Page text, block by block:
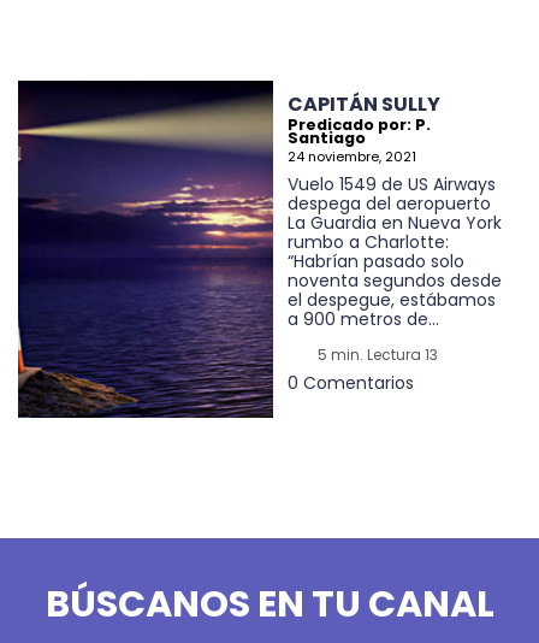
CAPITÁN SULLY
Predicado por: P.
Santiago
24 noviembre, 2021
Vuelo 1549 de US Airways
despega del aeropuerto
La Guardia en Nueva York
rumbo a Charlotte:
“Habrían pasado solo
noventa segundos desde
el despegue, estábamos
a 900 metros de...
5 min. Lectura 13
0 Comentarios
BÚSCANOS EN TU CANAL